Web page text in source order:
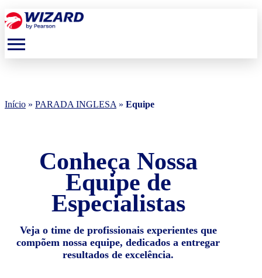
menu
Início » PARADA INGLESA » Equipe
Conheça Nossa
Equipe de
Especialistas
Veja o time de profissionais experientes que
compõem nossa equipe, dedicados a entregar
resultados de excelência.